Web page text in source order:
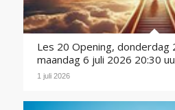
Les 20 Opening, donderdag
maandag 6 juli 2026 20:30
1 juli 2026